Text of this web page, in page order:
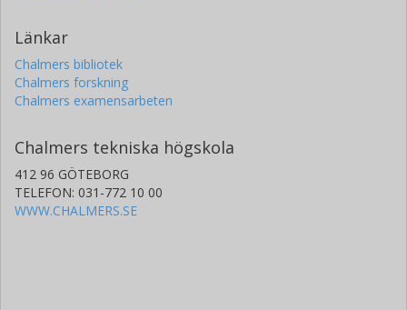
Länkar
Chalmers bibliotek
Chalmers forskning
Chalmers examensarbeten
Chalmers tekniska högskola
412 96 GÖTEBORG
TELEFON: 031-772 10 00
WWW.CHALMERS.SE